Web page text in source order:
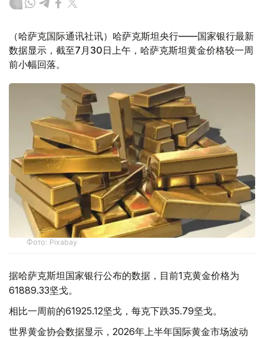
（哈萨克国际通讯社讯）哈萨克斯坦央行——国家银行最新
数据显示，截至7月30日上午，哈萨克斯坦黄金价格较一周
前小幅回落。
Фото: Pixabay
据哈萨克斯坦国家银行公布的数据，目前1克黄金价格为
61889.33坚戈。
相比一周前的61925.12坚戈，每克下跌35.79坚戈。
世界黄金协会数据显示，2026年上半年国际黄金市场波动